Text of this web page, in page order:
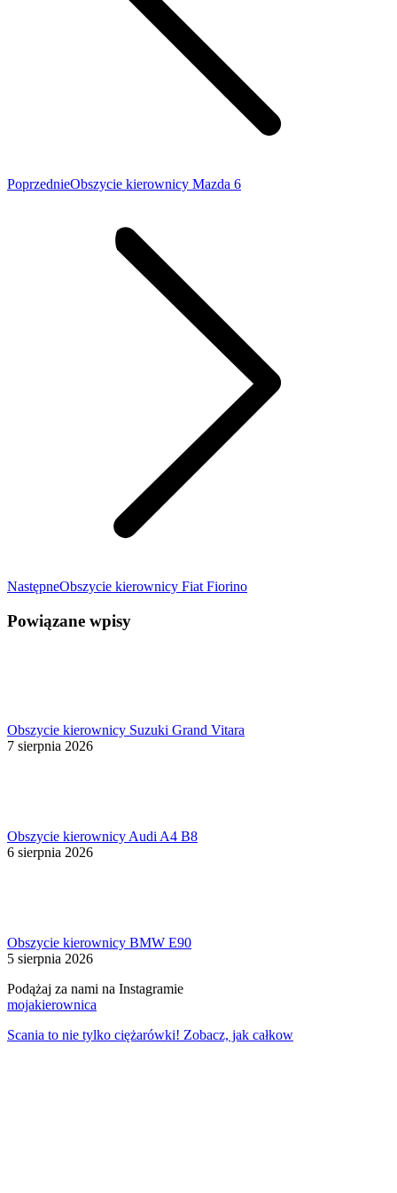
PoprzedniePoprzedni
Obszycie kierownicy Mazda 6
NastępneNastępny
Obszycie kierownicy Fiat Fiorino
Powiązane wpisy
Obszycie kierownicy Suzuki Grand Vitara
7 sierpnia 2026
Obszycie kierownicy Audi A4 B8
6 sierpnia 2026
Obszycie kierownicy BMW E90
5 sierpnia 2026
Podążaj za nami na Instagramie
mojakierownica
Scania to nie tylko ciężarówki! Zobacz, jak całkow